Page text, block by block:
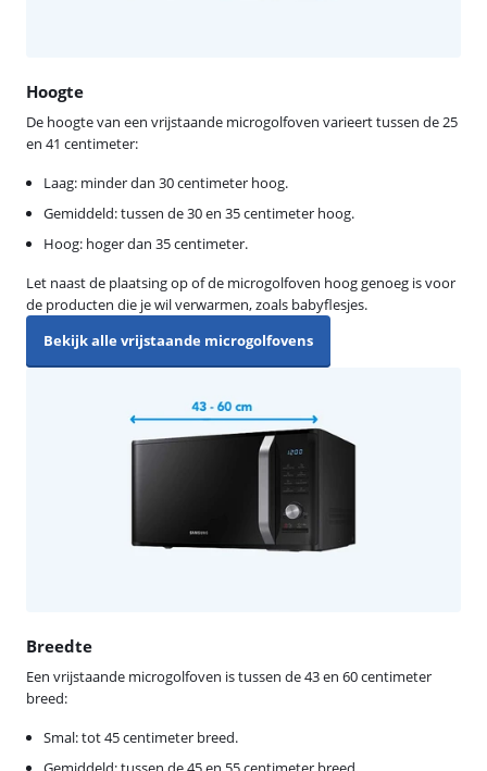
Hoogte
De hoogte van een vrijstaande microgolfoven varieert tussen de 25
en 41 centimeter:
Laag: minder dan 30 centimeter hoog.
Gemiddeld: tussen de 30 en 35 centimeter hoog.
Hoog: hoger dan 35 centimeter.
Let naast de plaatsing op of de microgolfoven hoog genoeg is voor
de producten die je wil verwarmen, zoals babyflesjes.
Bekijk alle vrijstaande microgolfovens
Breedte
Een vrijstaande microgolfoven is tussen de 43 en 60 centimeter
breed:
Smal: tot 45 centimeter breed.